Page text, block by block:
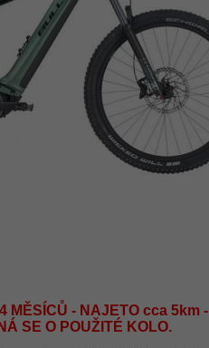
MĚSÍCŮ - NAJETO cca 5km -
SE O POUŽITÉ KOLO.